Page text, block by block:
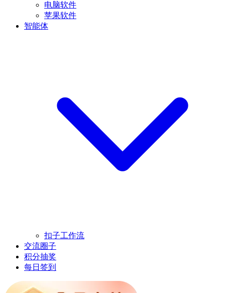
电脑软件
苹果软件
智能体
扣子工作流
交流圈子
积分抽奖
每日签到